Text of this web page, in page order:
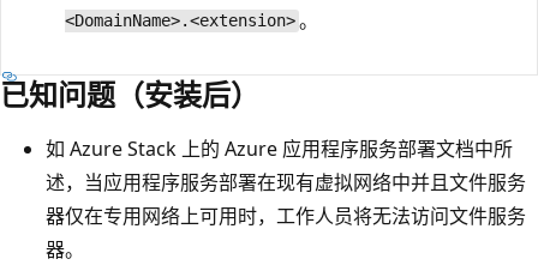
<DomainName>.<extension>。
已知问题（安装后）
如 Azure Stack 上的 Azure 应用程序服务部署文档中所
述，当应用程序服务部署在现有虚拟网络中并且文件服务
器仅在专用网络上可用时，工作人员将无法访问文件服务
器。